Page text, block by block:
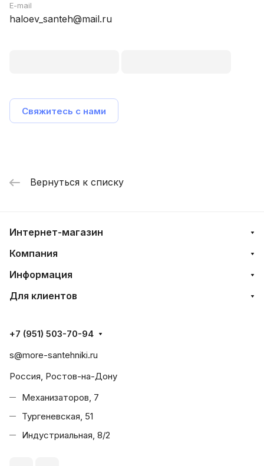
E-mail
haloev_santeh@mail.ru
Свяжитесь с нами
Вернуться к списку
Интернет-магазин
Компания
Информация
Для клиентов
+7 (951) 503-70-94
s@more-santehniki.ru
Россия, Ростов-на-Дону
Механизаторов, 7
Тургеневская, 51
Индустриальная, 8/2